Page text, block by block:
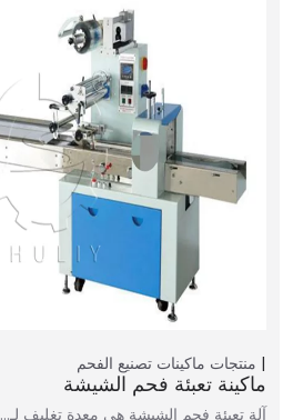
منتجات ماكينات تصنيع الفحم
ماكينة تعبئة فحم الشيشة
آلة تعبئة فحم الشيشة هي معدة تغليف لـ…